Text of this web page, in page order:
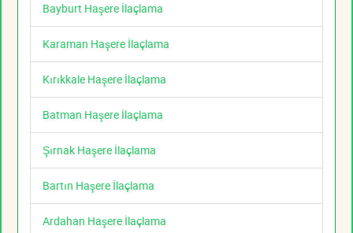
Bayburt Haşere İlaçlama
Karaman Haşere İlaçlama
Kırıkkale Haşere İlaçlama
Batman Haşere İlaçlama
Şırnak Haşere İlaçlama
Bartın Haşere İlaçlama
Ardahan Haşere İlaçlama